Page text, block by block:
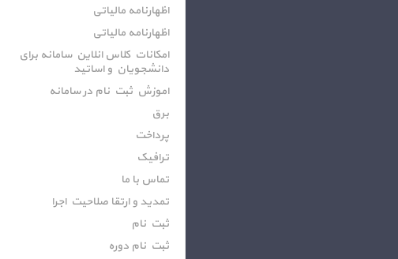
اظهارنامه مالیاتی
اظهارنامه مالیاتی
امکانات کلاس انلاین سامانه برای
دانشجویان و اساتید
اموزش ثبت نام در سامانه
برق
پرداخت
ترافیک
تماس با ما
تمدید و ارتقا صلاحیت اجرا
ثبت نام
ثبت نام دوره